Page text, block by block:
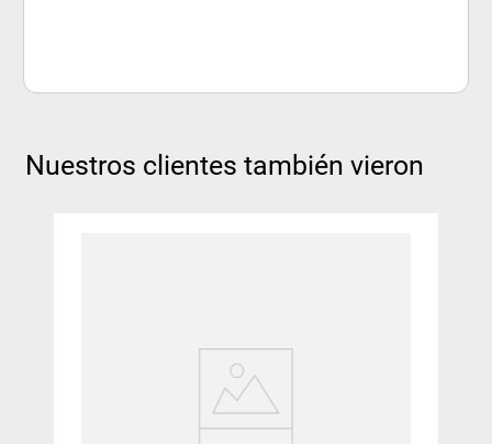
Nuestros clientes también vieron